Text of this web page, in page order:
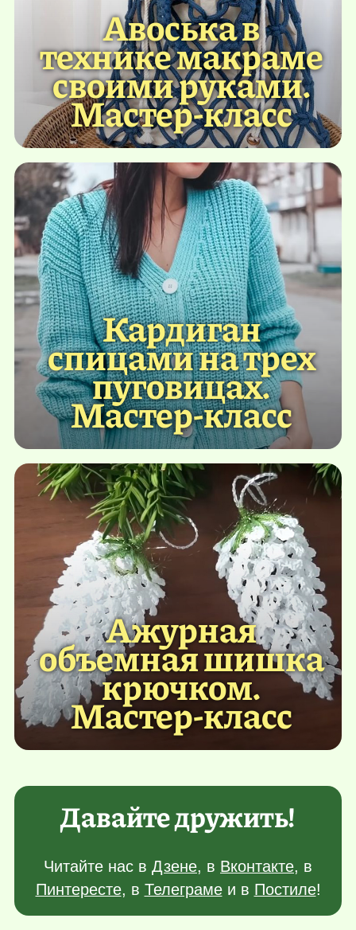
Авоська в
технике макраме
своими руками.
Мастер-класс
Кардиган
спицами на трех
пуговицах.
Мастер-класс
Ажурная
объемная шишка
крючком.
Мастер-класс
Давайте дружить!
Читайте нас в Дзене, в Вконтакте, в
Пинтересте, в Телеграмеи в Постиле!